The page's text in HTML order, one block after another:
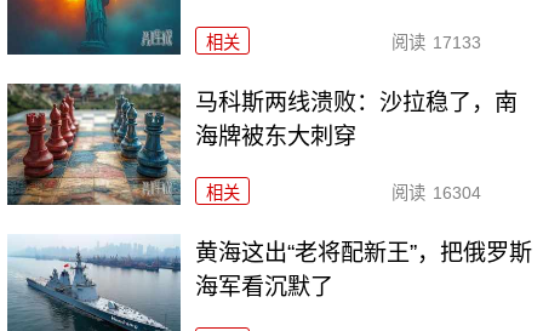
相关 阅读 17133
马科斯两线溃败：沙拉稳了，南
海牌被东大刺穿
相关 阅读 16304
黄海这出“老将配新王”，把俄罗斯
海军看沉默了